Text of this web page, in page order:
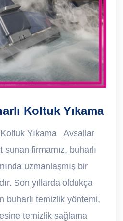
Koltuk Yıkama
Yıkama Avsallar
sunan firmamız, buharlı
uzmanlaşmış bir
Son yıllarda oldukça
buharlı temizlik yöntemi,
temizlik sağlama